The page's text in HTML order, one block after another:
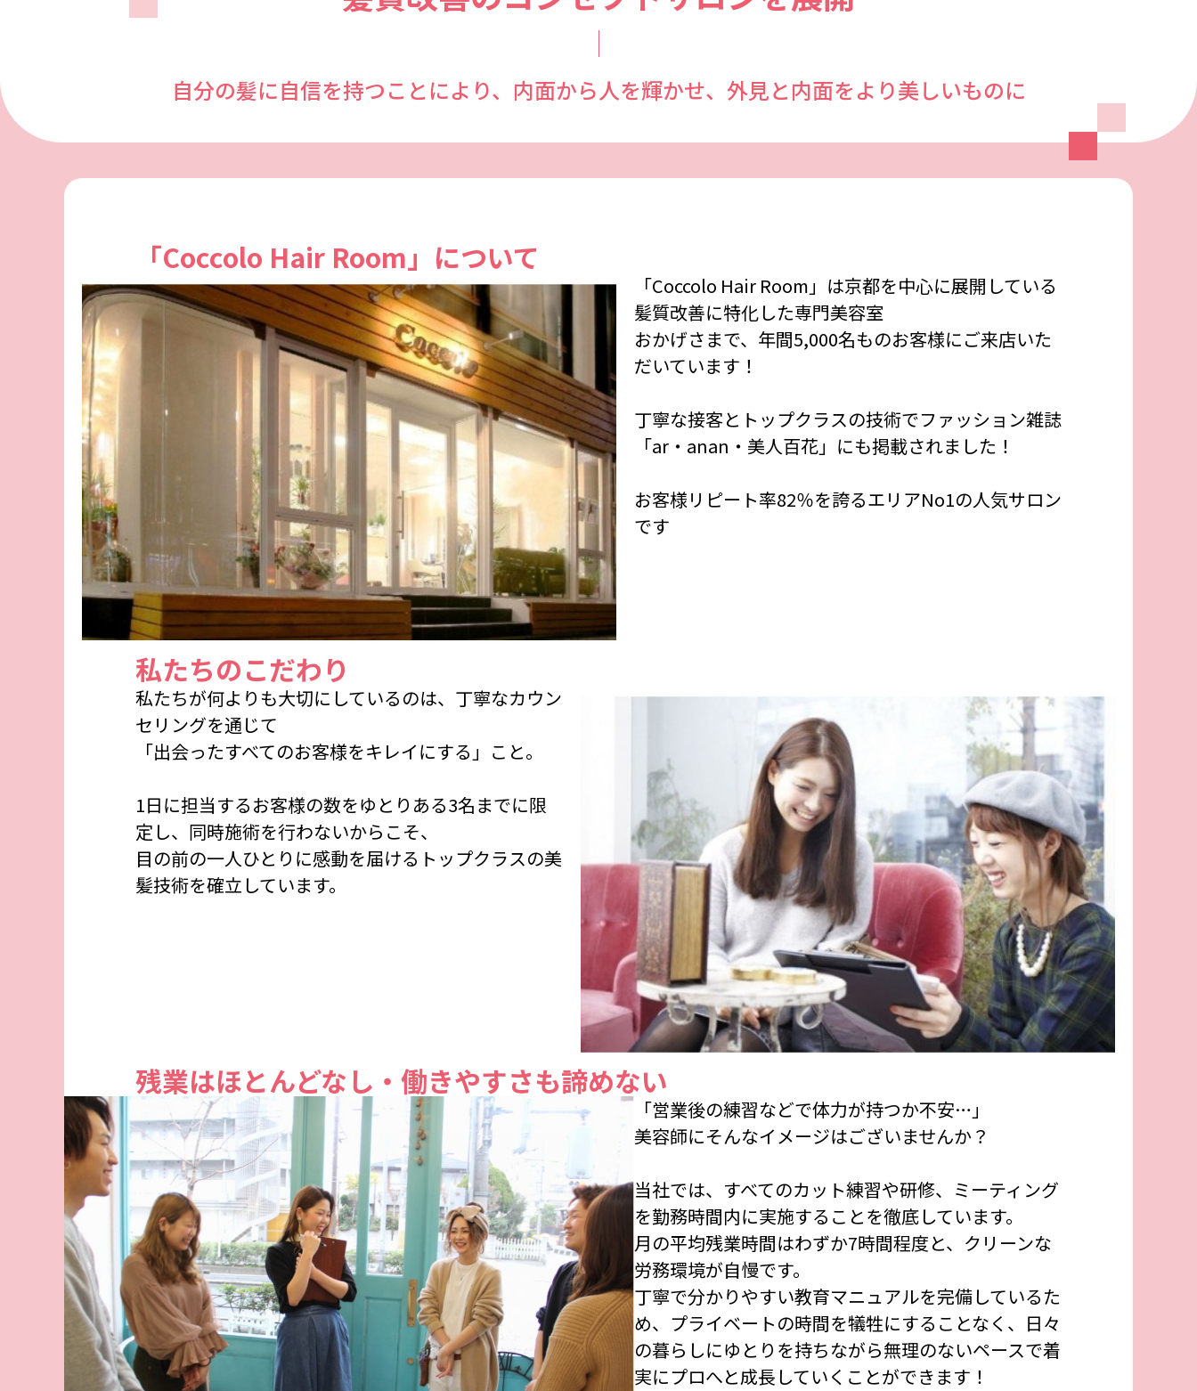
自分の髪に自信を持つことにより、内面から人を輝かせ、外見と内面をより美しいものに
「Coccolo Hair Room」について
「Coccolo Hair Room」は京都を中心に展開している
髪質改善に特化した専門美容室
おかげさまで、年間5,000名ものお客様にご来店いた
だいています！
丁寧な接客とトップクラスの技術でファッション雑誌
「ar・anan・美人百花」にも掲載されました！
お客様リピート率82％を誇るエリアNo1の人気サロン
です
私たちのこだわり
私たちが何よりも大切にしているのは、丁寧なカウン
セリングを通じて
「出会ったすべてのお客様をキレイにする」こと。
1日に担当するお客様の数をゆとりある3名までに限
定し、同時施術を行わないからこそ、
目の前の一人ひとりに感動を届けるトップクラスの美
髪技術を確立しています。
残業はほとんどなし・働きやすさも諦めない
「営業後の練習などで体力が持つか不安…」
美容師にそんなイメージはございませんか？
当社では、すべてのカット練習や研修、ミーティング
を勤務時間内に実施することを徹底しています。
月の平均残業時間はわずか7時間程度と、クリーンな
労務環境が自慢です。
丁寧で分かりやすい教育マニュアルを完備しているた
め、プライベートの時間を犠牲にすることなく、日々
の暮らしにゆとりを持ちながら無理のないペースで着
実にプロへと成長していくことができます！